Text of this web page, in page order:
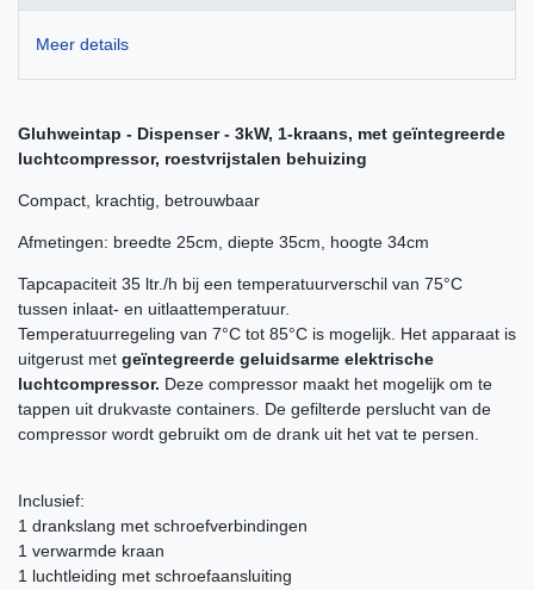
Meer details
Gluhweintap - Dispenser - 3kW, 1-kraans, met geïntegreerde
luchtcompressor, roestvrijstalen behuizing
Compact, krachtig, betrouwbaar
Afmetingen: breedte 25cm, diepte 35cm, hoogte 34cm
Tapcapaciteit 35 ltr./h bij een temperatuurverschil van 75°C
tussen inlaat- en uitlaattemperatuur.
Temperatuurregeling van 7°C tot 85°C is mogelijk. Het apparaat is
uitgerust met geïntegreerde geluidsarme elektrische
luchtcompressor. Deze compressor maakt het mogelijk om te
tappen uit drukvaste containers. De gefilterde perslucht van de
compressor wordt gebruikt om de drank uit het vat te persen.
Inclusief:
1 drankslang met schroefverbindingen
1 verwarmde kraan
1 luchtleiding met schroefaansluiting